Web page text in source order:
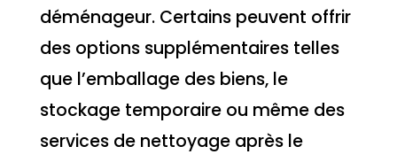
déménageur. Certains peuvent offrir
des options supplémentaires telles
que l’emballage des biens, le
stockage temporaire ou même des
services de nettoyage après le